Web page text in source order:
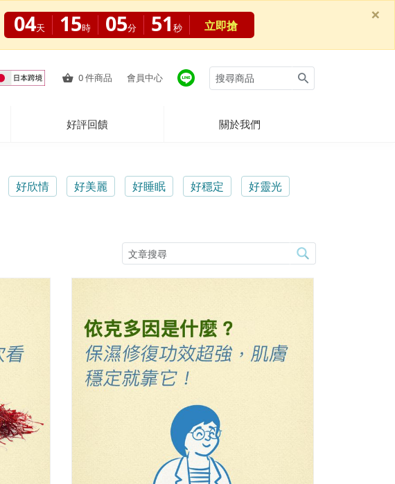
0件商品 會員中心
好評回饋 關於我們
好欣情 好美麗 好睡眠 好穩定
好靈光
04天 15時 05分 50 秒 立即搶
×